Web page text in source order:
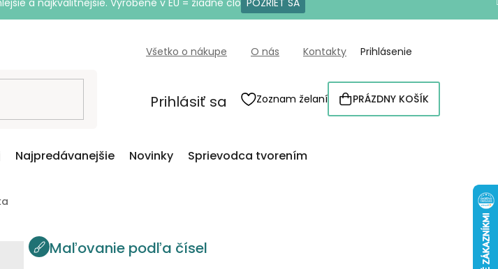
a najkvalitnejšie. Vyrobené v EÚ = žiadne clo POZRIEŤ SA
Všetko o nákupe O nás Kontakty Prihlásenie
Prihlásiť sa Zoznam želaní
NÁKUPNÝ
KOŠÍK
PRÁZDNY KOŠÍK
Najpredávanejšie Novinky Sprievodca tvorením
Maľovanie podľa čísel